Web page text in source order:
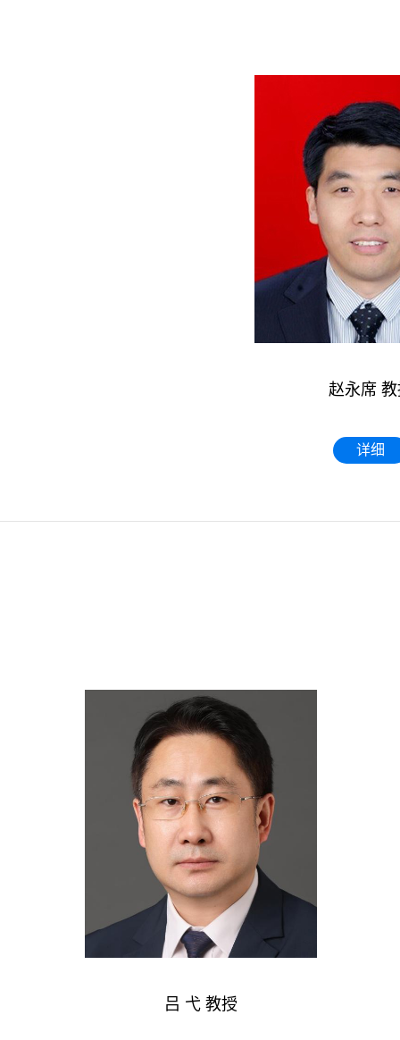
赵永席
详细
吕 弋 教授